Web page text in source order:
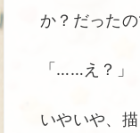
か？だった
「……え？」
いやいや、